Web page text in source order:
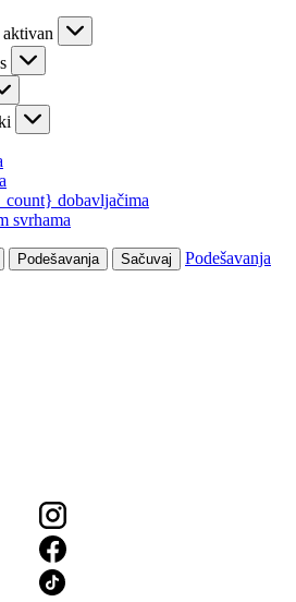
dobavljačima
svrhama
Podešavanja Sačuvaj Podešavanja